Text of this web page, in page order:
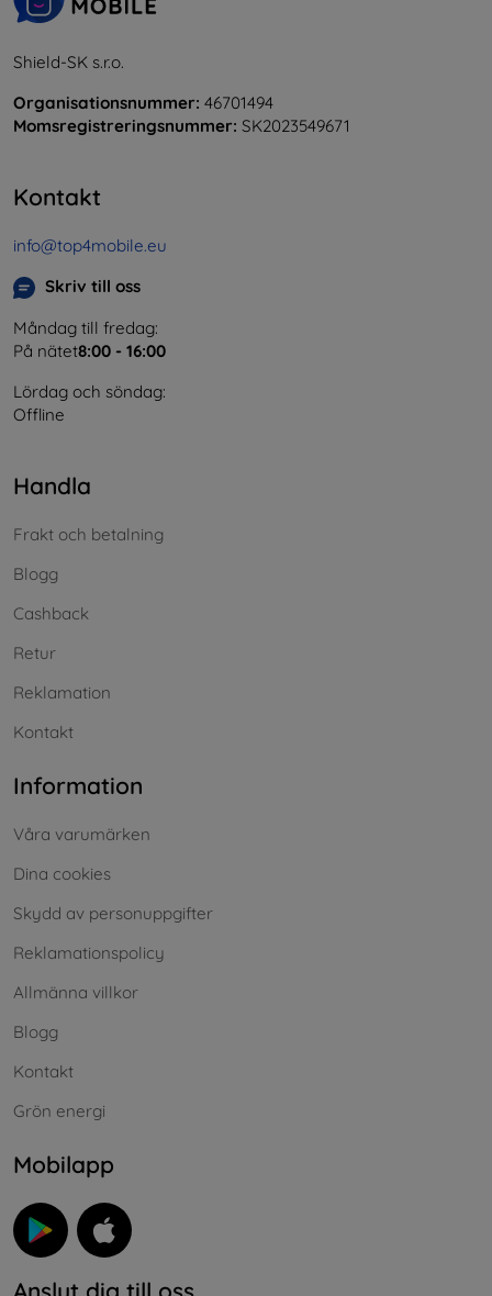
Shield-SK s.r.o.
Organisationsnummer: 46701494
Momsregistreringsnummer: SK2023549671
Kontakt
info@top4mobile.eu
Skriv till oss
Måndag till fredag:
På nätet8:00 - 16:00
Lördag och söndag:
Offline
Handla
Frakt och betalning
Blogg
Cashback
Retur
Reklamation
Kontakt
Information
Våra varumärken
Dina cookies
Skydd av personuppgifter
Reklamationspolicy
Allmänna villkor
Blogg
Kontakt
Grön energi
Mobilapp
Anslut dig till oss